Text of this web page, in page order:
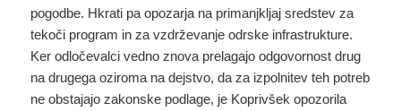
pogodbe. Hkrati pa opozarja na primanjkljaj sredstev za
tekoči program in za vzdrževanje odrske infrastrukture.
Ker odločevalci vedno znova prelagajo odgovornost drug
na drugega oziroma na dejstvo, da za izpolnitev teh potreb
ne obstajajo zakonske podlage, je Koprivšek opozorila